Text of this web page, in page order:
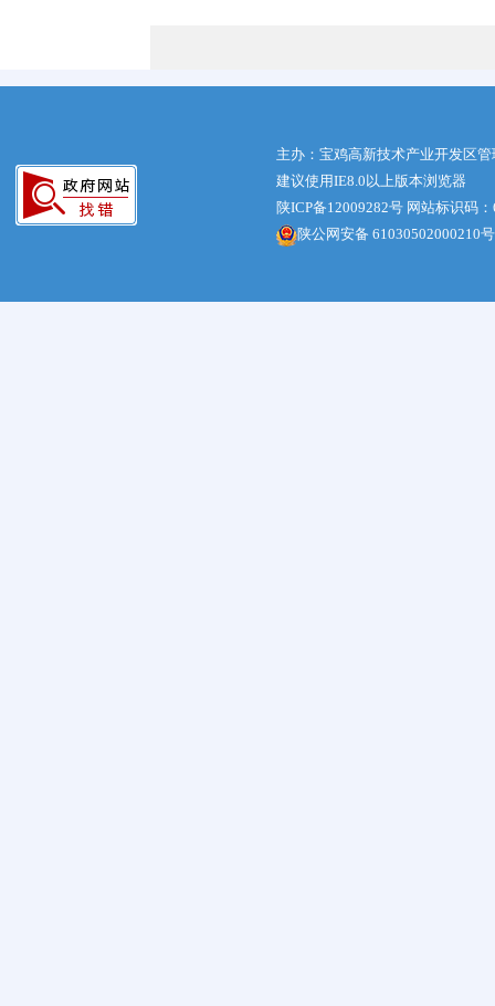
主办：宝鸡高新技术产业开发区
建议使用IE8.0以上版本浏览器
陕ICP备12009282号 网站标识码
陕公网安备 61030502000210号